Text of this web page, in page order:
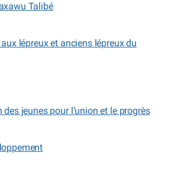
Talibé
lépreux et anciens lépreux du
jeunes pour l’union et le progrès